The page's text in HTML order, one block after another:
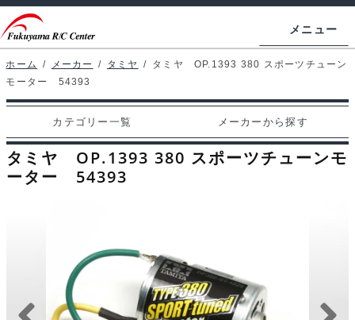
ビ
ゲ
ー
シ
ン
へ
ン
テ
ン
ツ
ス
キ
メニュー
ホームページ
マイアカウント
カート
支払い
メーカーから探す
お問い合わせ
ホーム / メーカー / タミヤ / タミヤ OP.1393 380 スポーツチューン
モーター 54393
カテゴリー一覧 メーカーから探す
タミヤ OP.1393 380 スポーツチューンモ
ーター 54393